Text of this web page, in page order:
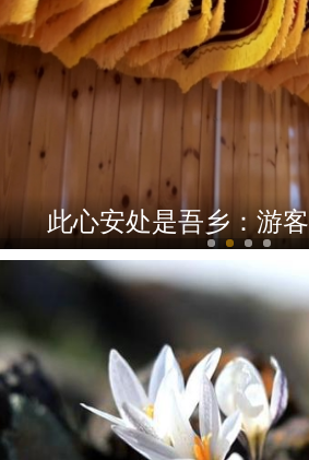
昌吉州：光影贺岁守非遗